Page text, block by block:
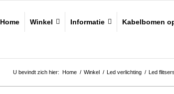
Home Winkel Informatie Kabelbomen
U bevindt zich hier: Home / Winkel / Led verlichting / Led